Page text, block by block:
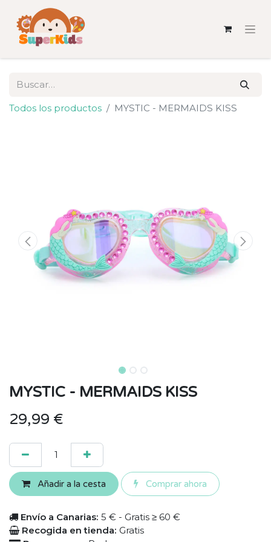
Todos los productos MYSTIC - MERMAIDS KISS
MYSTIC - MERMAIDS KISS
29,99 €
Añadir a la cesta Comprar ahora
Envío a Canarias: 5 € - Gratis ≥ 60 €
Recogida en tienda: Gratis